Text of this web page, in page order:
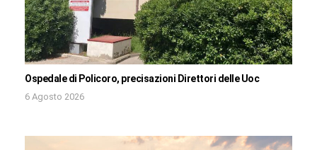
Ospedale di Policoro, precisazioni Direttori delle Uoc
6 Agosto 2026